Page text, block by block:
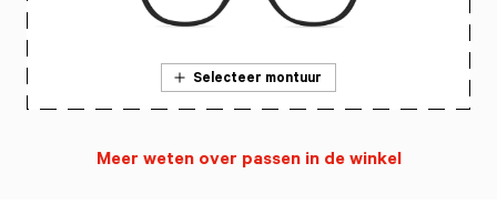
Selecteer montuur
Meer weten over passen in de winkel